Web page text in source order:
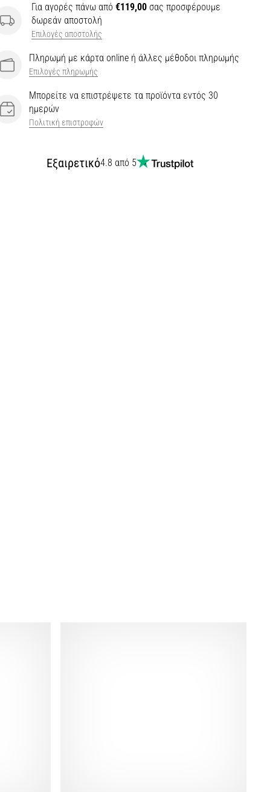
Για αγορές πάνω από €119,00 σας προσφέρουμε
δωρεάν αποστολή
Επιλογές αποστολής
Πληρωμή με κάρτα online ή άλλες μέθοδοι πληρωμής
Επιλογές πληρωμής
Μπορείτε να επιστρέψετε τα προϊόντα εντός 30
ημερών
Πολιτική επιστροφών
Εξαιρετικό4.8 από 5